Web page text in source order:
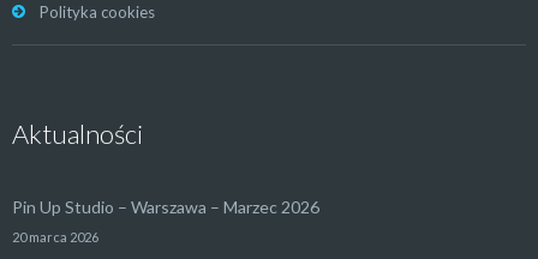
Polityka cookies
Aktualności
Pin Up Studio – Warszawa – Marzec 2026
20 marca 2026